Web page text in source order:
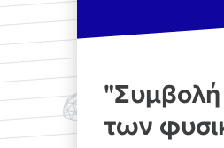
των